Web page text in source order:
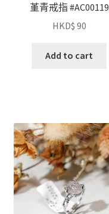
堇青戒指 #AC00119
HKD$ 90
Add to cart